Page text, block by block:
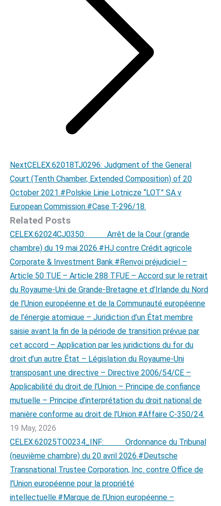
NextNext
post:
CELEX:62018TJ0296: Judgment of the General
Court (Tenth Chamber, Extended Composition) of 20
October 2021.#Polskie Linie Lotnicze “LOT” SA v
European Commission.#Case T-296/18.
Related Posts
CELEX:62024CJ0350: Arrêt de la Cour (grande
chambre) du 19 mai 2026.#HJ contre Crédit agricole
Corporate & Investment Bank.#Renvoi préjudiciel –
Article 50 TUE – Article 288 TFUE – Accord sur le retrait
du Royaume-Uni de Grande-Bretagne et d’Irlande du Nord
de l’Union européenne et de la Communauté européenne
de l’énergie atomique – Juridiction d’un État membre
saisie avant la fin de la période de transition prévue par
cet accord – Application par les juridictions du for du
droit d’un autre État – Législation du Royaume-Uni
transposant une directive – Directive 2006/54/CE –
Applicabilité du droit de l’Union – Principe de confiance
mutuelle – Principe d’interprétation du droit national de
manière conforme au droit de l’Union.#Affaire C-350/24.
19 May, 2026
CELEX:62025TO0234_INF: Ordonnance du Tribunal
(neuvième chambre) du 20 avril 2026.#Deutsche
Transnational Trustee Corporation, Inc. contre Office de
l’Union européenne pour la propriété
intellectuelle.#Marque de l’Union européenne –